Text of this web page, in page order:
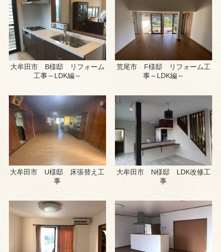
大牟田市 B様邸 リフォーム
工事～LDK編～
荒尾市 F様邸 リフォーム工
事～LDK編～
大牟田市 U様邸 床張替え工
事
大牟田市 N様邸 LDK改修工
事